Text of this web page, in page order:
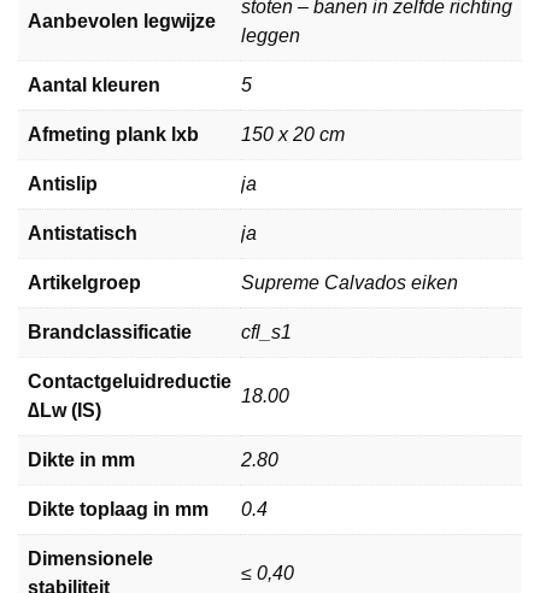
Aanbevolen legwijze
stoten – banen in zelfde richting
leggen
Aantal kleuren 5
Afmeting plank lxb 150 x 20 cm
Antislip ja
Antistatisch ja
Artikelgroep Supreme Calvados eiken
Brandclassificatie cfl_s1
Contactgeluidreductie
∆Lw (IS)
18.00
Dikte in mm 2.80
Dikte toplaag in mm 0.4
Dimensionele
stabiliteit
≤ 0,40